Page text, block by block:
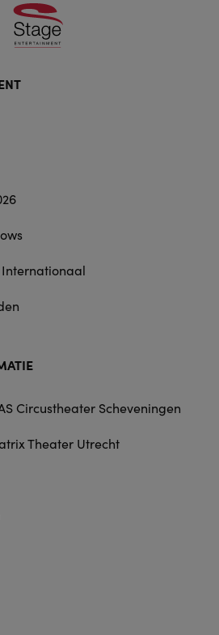
Circustheater Scheveningen
Theater Utrecht